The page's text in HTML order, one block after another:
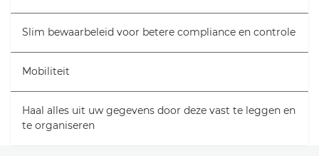
Slim bewaarbeleid voor betere compliance en controle
Mobiliteit
Haal alles uit uw gegevens door deze vast te leggen en
te organiseren